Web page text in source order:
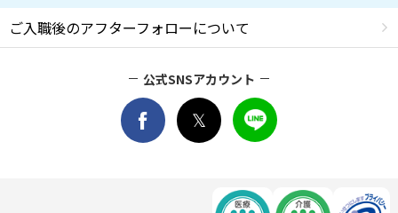
ご入職後のアフターフォローについて
公式SNSアカウント